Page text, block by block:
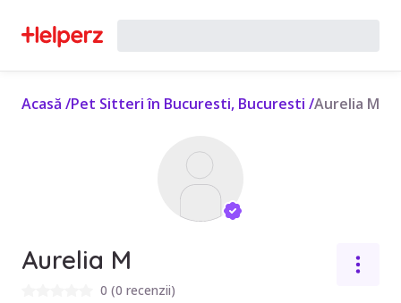
Acasă /Pet Sitteri în Bucuresti, Bucuresti /Aurelia M
Aurelia M
0 (0 recenzii)